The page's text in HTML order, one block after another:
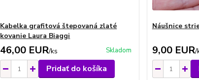
Kabelka grafitová štepovaná zlaté
kovanie Laura Biaggi
46,00 EUR/ks Skladom
Pridať do košíka
Náušnice
9,00 EUR/